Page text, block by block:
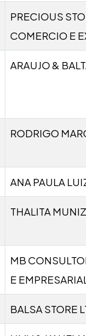
PRECIOUS
COMERCIO E
ARAUJO &
RODRIGO
ANA PAULA
THALITA
MB
E
BALSA STORE